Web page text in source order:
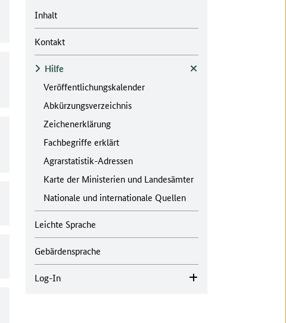
Inhalt
Kontakt
Hilfe
Veröffentlichungskalender
Abkürzungsverzeichnis
Zeichenerklärung
Fachbegriffe erklärt
Agrarstatistik-Adressen
Karte der Ministerien und Landesämter
Nationale und internationale Quellen
Leichte Sprache
Gebärdensprache
Log-In